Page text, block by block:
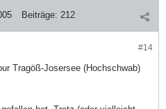
Beiträge: 212
#14
Tragöß-Josersee (Hochschwab)